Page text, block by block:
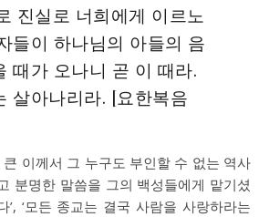
진실로 너희에게 이르노
들이 하나님의 아들의 음
때가 오나니 곧 이 때라.
살아나리라. [요한복음
이께서 그 누구도 부인할 수 없는 역사
분명한 말씀을 그의 백성들에게 맡기셨
’, ‘모든 종교는 결국 사람을 사랑하라는